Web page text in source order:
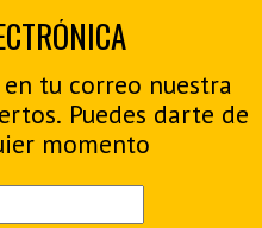
tu correo nuestra
Puedes darte de
momento